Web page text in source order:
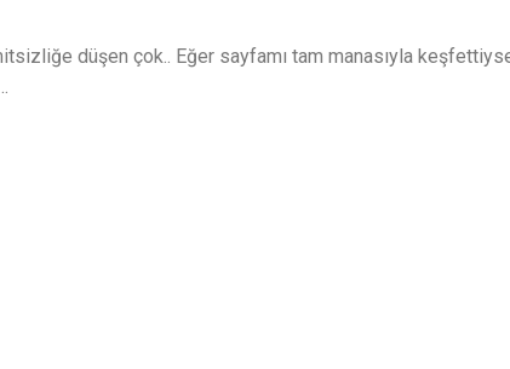
düşen çok.. Eğer sayfamı tam manasıyla